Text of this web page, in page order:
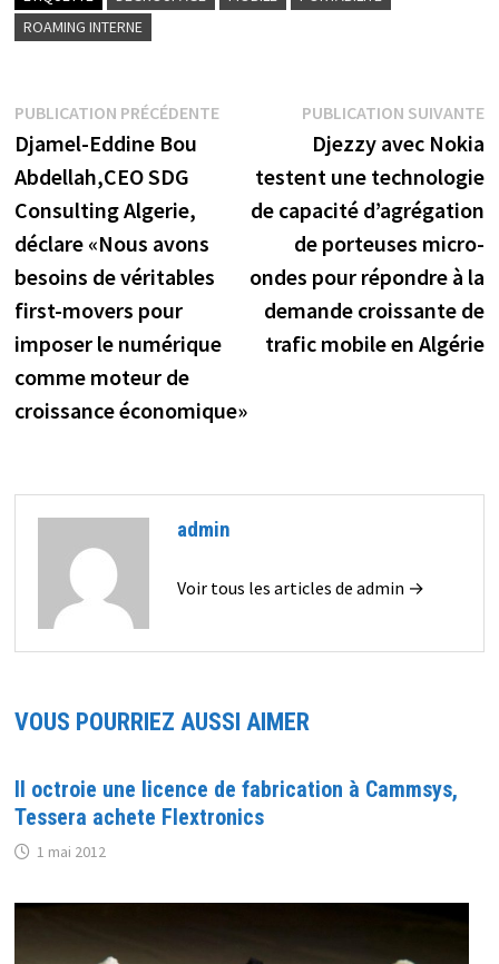
ROAMING INTERNE
Navigation
de
l’article
PUBLICATION PRÉCÉDENTEPublication
précédente :
Djamel-Eddine Bou
Abdellah,CEO SDG
Consulting Algerie,
déclare «Nous avons
besoins de véritables
first-movers pour
imposer le numérique
comme moteur de
croissance économique»
PUBLICATION SUIVANTE
Djezzy avec Nokia
testent une technologie
de capacité d’agrégation
de porteuses micro-
ondes pour répondre à la
demande croissante de
trafic mobile en Algérie
admin
Voir tous les articles de admin →
VOUS POURRIEZ AUSSI AIMER
Il octroie une licence de fabrication à Cammsys,
Tessera achete Flextronics
1 mai 2012